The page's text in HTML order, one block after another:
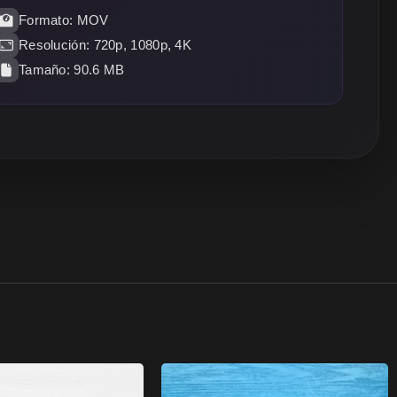
Formato: MOV
Resolución: 720p, 1080p, 4K
Tamaño: 90.6 MB